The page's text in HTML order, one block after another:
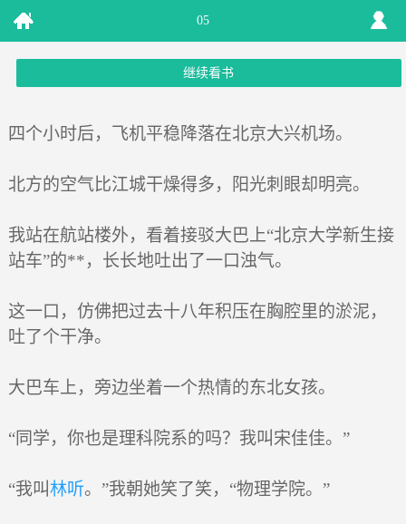
05
继续看书
四个小时后，飞机平稳降落在北京大兴机场。
北方的空气比江城干燥得多，阳光刺眼却明亮。
我站在航站楼外，看着接驳大巴上“北京大学新生接
站车”的**，长长地吐出了一口浊气。
这一口，仿佛把过去十八年积压在胸腔里的淤泥，
吐了个干净。
大巴车上，旁边坐着一个热情的东北女孩。
“同学，你也是理科院系的吗？我叫宋佳佳。”
“我叫林听。”我朝她笑了笑，“物理学院。”